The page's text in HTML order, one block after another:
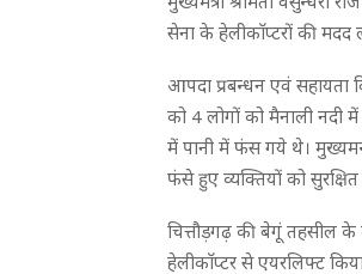
सेना के हेलीकाॅप्टरों की मदद
आपदा प्रबन्धन एवं सहायता
को 4 लोगों को मैनाली नदी
में पानी में फंस गये थे।
फंसे हुए व्यक्तियों को
चित्तौड़गढ़ की बेगूं तहसील
हेलीकाॅप्टर से एयरलिफ्ट